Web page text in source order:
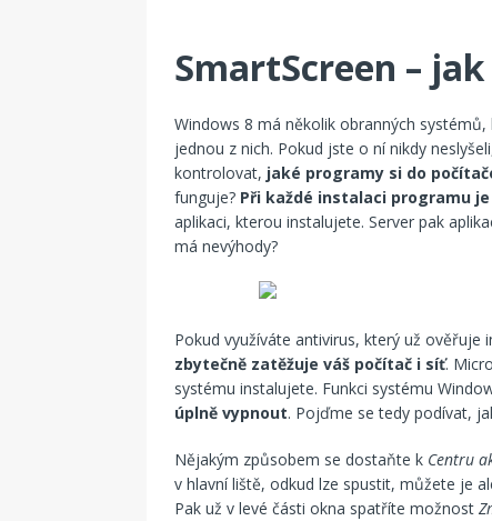
SmartScreen –
Windows 8 má několik obranných
jednou z nich. Pokud jste o ní nikdy
kontrolovat, jaké programy si do
funguje? Při každé instalaci programu
aplikaci, kterou instalujete. Server pak
má nevýhody?
Pokud využíváte antivirus, který už
zbytečně zatěžuje váš počítač i síť.
systému instalujete. Funkci systému
úplně vypnout. Pojďme se tedy podívat,
Nějakým způsobem se dostaňte k Centru
v hlavní liště, odkud lze spustit, můžete je
Pak už v levé části okna spatříte možnost